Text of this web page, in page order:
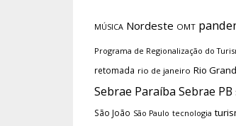
MÚSICA Nordeste OMT
Programa de Regionalização do
retomada rio de janeiro Rio
Sebrae Paraíba Sebrae PB
São João São Paulo tecnologia